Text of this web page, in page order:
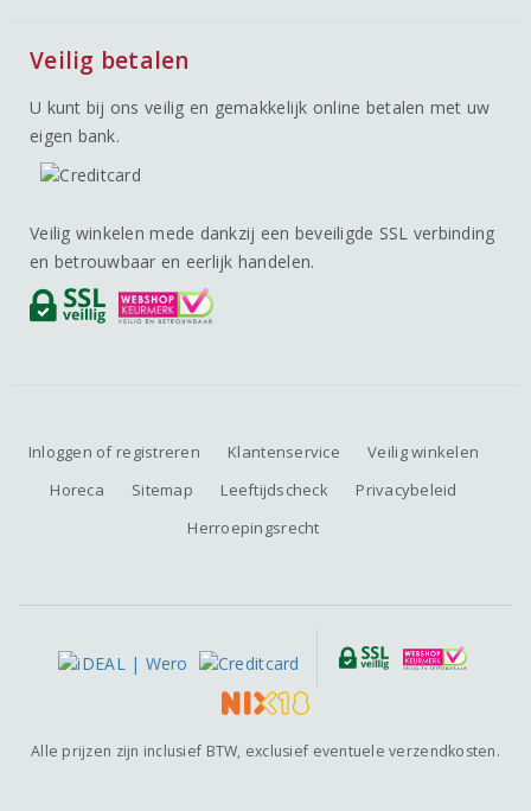
Veilig betalen
U kunt bij ons veilig en gemakkelijk online betalen met uw
eigen bank.
Veilig winkelen mede dankzij een beveiligde SSL verbinding
en betrouwbaar en eerlijk handelen.
Inloggen of registreren Klantenservice
Veilig winkelen
Horeca
Sitemap Leeftijdscheck
Privacybeleid
Herroepingsrecht
Alle prijzen zijn inclusief BTW, exclusief eventuele verzendkosten.